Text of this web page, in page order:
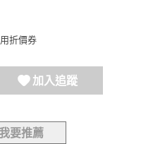
折價券
加入追蹤
要推薦